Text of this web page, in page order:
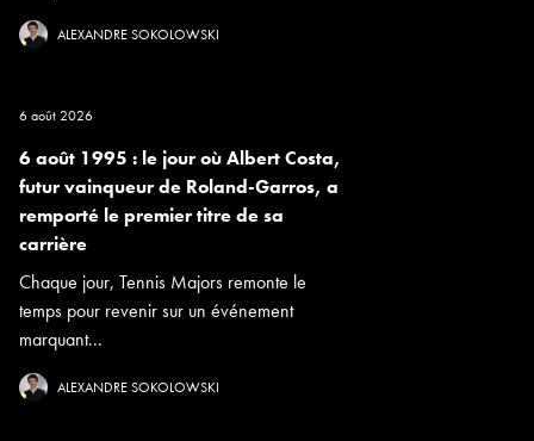
ALEXANDRE SOKOLOWSKI
6 août 2026
6 août 1995 : le jour où Albert Costa,
futur vainqueur de Roland-Garros, a
remporté le premier titre de sa
carrière
Chaque jour, Tennis Majors remonte le
temps pour revenir sur un événement
marquant...
ALEXANDRE SOKOLOWSKI